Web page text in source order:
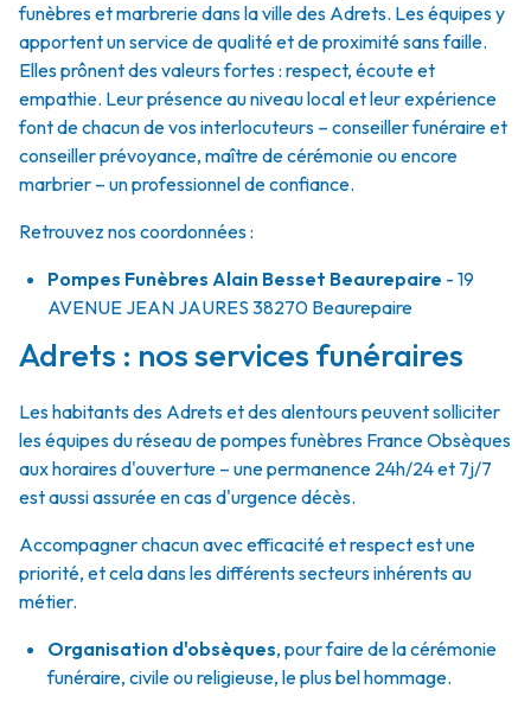
funèbres et marbrerie dans la ville des Adrets. Les équipes y
apportent un service de qualité et de proximité sans faille.
Elles prônent des valeurs fortes : respect, écoute et
empathie. Leur présence au niveau local et leur expérience
font de chacun de vos interlocuteurs – conseiller funéraire et
conseiller prévoyance, maître de cérémonie ou encore
marbrier – un professionnel de confiance.
Retrouvez nos coordonnées :
Pompes Funèbres Alain Besset Beaurepaire - 19
AVENUE JEAN JAURES 38270 Beaurepaire
Adrets : nos services funéraires
Les habitants des Adrets et des alentours peuvent solliciter
les équipes du réseau de pompes funèbres France Obsèques
aux horaires d'ouverture – une permanence 24h/24 et 7j/7
est aussi assurée en cas d'urgence décès.
Accompagner chacun avec efficacité et respect est une
priorité, et cela dans les différents secteurs inhérents au
métier.
Organisation d'obsèques, pour faire de la cérémonie
funéraire, civile ou religieuse, le plus bel hommage.